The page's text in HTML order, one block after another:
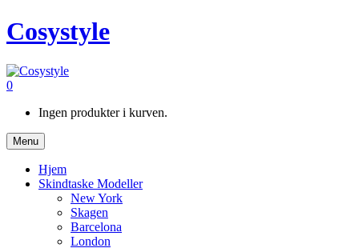
Cosystyle
0
Ingen produkter i kurven.
Menu
Hjem
Skindtaske Modeller
New York
Skagen
Barcelona
London